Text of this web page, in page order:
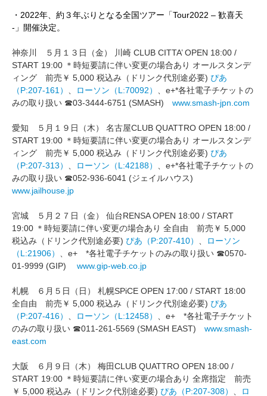
・2022年、約３年ぶりとなる全国ツアー「Tour2022 – 歓喜天
-」開催決定。
神奈川 ５月１３日（金） 川崎 CLUB CITTA’ OPEN 18:00 /
START 19:00 ＊時短要請に伴い変更の場合あり オールスタンデ
ィング 前売￥ 5,000 税込み（ドリンク代別途必要) ぴあ
（P:207-161）
ローソン（L:70092）
、e+*各社電子チケットの
みの取り扱い ☎03-3444-6751 (SMASH) www.smash-jpn.com
愛知 ５月１９日（木） 名古屋CLUB QUATTRO OPEN 18:00 /
START 19:00 ＊時短要請に伴い変更の場合あり オールスタンデ
ィング 前売￥ 5,000 税込み（ドリンク代別途必要) ぴあ
（P:207-313）
ローソン（L:42188）
、e+*各社電子チケットの
みの取り扱い ☎052-936-6041 (ジェイルハウス)
www.jailhouse.jp
宮城 ５月２７日（金） 仙台RENSA OPEN 18:00 / START
19:00 ＊時短要請に伴い変更の場合あり 全自由 前売￥ 5,000
税込み（ドリンク代別途必要) ぴあ（P:207-410）
ローソン
（L:21906）
、e+ *各社電子チケットのみの取り扱い ☎0570-
01-9999 (GIP) www.gip-web.co.jp
札幌 ６月５日（日） 札幌SPiCE OPEN 17:00 / START 18:00
全自由 前売￥ 5,000 税込み（ドリンク代別途必要) ぴあ
（P:207-416）
ローソン（L:12458）
、e+ *各社電子チケット
のみの取り扱い ☎011-261-5569 (SMASH EAST) www.smash-
east.com
大阪 ６月９日（木） 梅田CLUB QUATTRO OPEN 18:00 /
START 19:00 ＊時短要請に伴い変更の場合あり 全席指定 前売
￥ 5,000 税込み（ドリンク代別途必要) ぴあ（P:207-308） ロ